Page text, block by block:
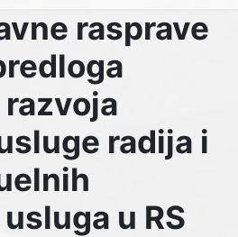
rasprave
radija i
u RS